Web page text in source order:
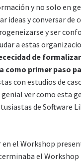
y no solo en
ideas y conversar de
y ser
a estas
de
como primer paso
con estudios de
ver como esta
de Software
el Workshop
el Workshop